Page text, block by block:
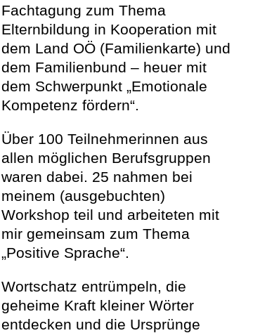
Fachtagung zum Thema
Elternbildung in Kooperation mit
dem Land OÖ (Familienkarte) und
dem Familienbund – heuer mit
dem Schwerpunkt „Emotionale
Kompetenz fördern“.
Über 100 Teilnehmerinnen aus
allen möglichen Berufsgruppen
waren dabei. 25 nahmen bei
meinem (ausgebuchten)
Workshop teil und arbeiteten mit
mir gemeinsam zum Thema
„Positive Sprache“.
Wortschatz entrümpeln, die
geheime Kraft kleiner Wörter
entdecken und die Ursprünge